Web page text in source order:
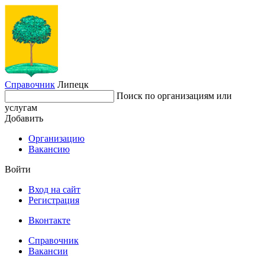
Справочник Липецк
Поиск по организациям или
услугам
Добавить
Организацию
Вакансию
Войти
Вход на сайт
Регистрация
Вконтакте
Справочник
Вакансии